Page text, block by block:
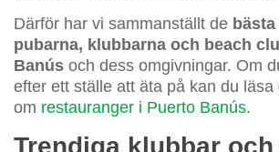
Därför har vi sammanställt de
pubarna, klubbarna och beach
Banús och dess omgivningar. Om
efter ett ställe att äta på kan du
om restauranger i Puerto Banús.
Trendiga klubbar